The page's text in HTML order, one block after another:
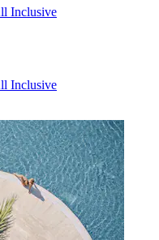
Inclusive
Inclusive